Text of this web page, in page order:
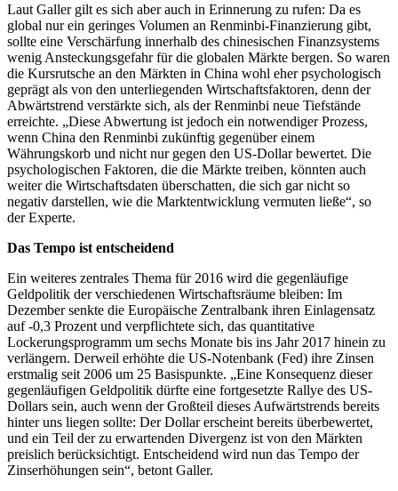
Laut Galler gilt es sich aber auch in Erinnerung zu rufen: Da es
global nur ein geringes Volumen an Renminbi-Finanzierung gibt,
sollte eine Verschärfung innerhalb des chinesischen Finanzsystems
wenig Ansteckungsgefahr für die globalen Märkte bergen. So waren
die Kursrutsche an den Märkten in China wohl eher psychologisch
geprägt als von den unterliegenden Wirtschaftsfaktoren, denn der
Abwärtstrend verstärkte sich, als der Renminbi neue Tiefstände
erreichte. „Diese Abwertung ist jedoch ein notwendiger Prozess,
wenn China den Renminbi zukünftig gegenüber einem
Währungskorb und nicht nur gegen den US-Dollar bewertet. Die
psychologischen Faktoren, die die Märkte treiben, könnten auch
weiter die Wirtschaftsdaten überschatten, die sich gar nicht so
negativ darstellen, wie die Marktentwicklung vermuten ließe“, so
der Experte.
Das Tempo ist entscheidend
Ein weiteres zentrales Thema für 2016 wird die gegenläufige
Geldpolitik der verschiedenen Wirtschaftsräume bleiben: Im
Dezember senkte die Europäische Zentralbank ihren Einlagensatz
auf -0,3 Prozent und verpflichtete sich, das quantitative
Lockerungsprogramm um sechs Monate bis ins Jahr 2017 hinein zu
verlängern. Derweil erhöhte die US-Notenbank (Fed) ihre Zinsen
erstmalig seit 2006 um 25 Basispunkte. „Eine Konsequenz dieser
gegenläufigen Geldpolitik dürfte eine fortgesetzte Rallye des US-
Dollars sein, auch wenn der Großteil dieses Aufwärtstrends bereits
hinter uns liegen sollte: Der Dollar erscheint bereits überbewertet,
und ein Teil der zu erwartenden Divergenz ist von den Märkten
preislich berücksichtigt. Entscheidend wird nun das Tempo der
Zinserhöhungen sein“, betont Galler.